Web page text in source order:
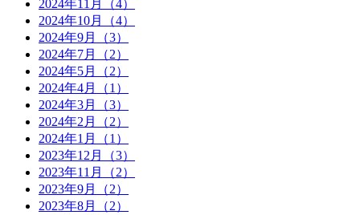
2024年11月（4）
2024年10月（4）
2024年9月（3）
2024年7月（2）
2024年5月（2）
2024年4月（1）
2024年3月（3）
2024年2月（2）
2024年1月（1）
2023年12月（3）
2023年11月（2）
2023年9月（2）
2023年8月（2）